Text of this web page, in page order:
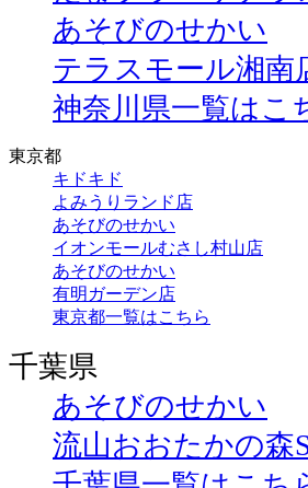
あそびのせかい
テラスモール湘南
神奈川県一覧はこ
東京都
キドキド
よみうりランド店
あそびのせかい
イオンモールむさし村山店
あそびのせかい
有明ガーデン店
東京都一覧はこちら
千葉県
あそびのせかい
流山おおたかの森